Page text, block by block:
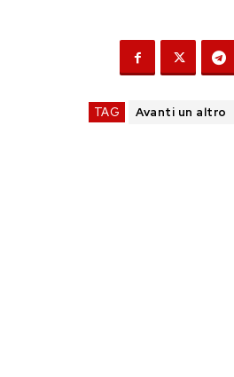
TAG Avanti un altro